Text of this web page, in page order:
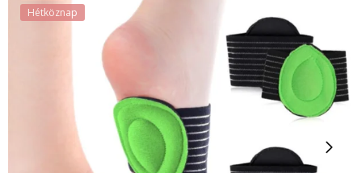
Hétköznap